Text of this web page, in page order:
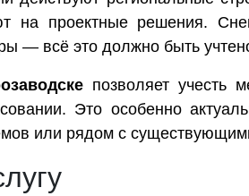
на проектные решения.
— всё это должно быть
позволяет учесть
Это особенно
или рядом с